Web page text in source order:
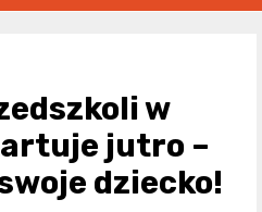
w
jutro –
dziecko!